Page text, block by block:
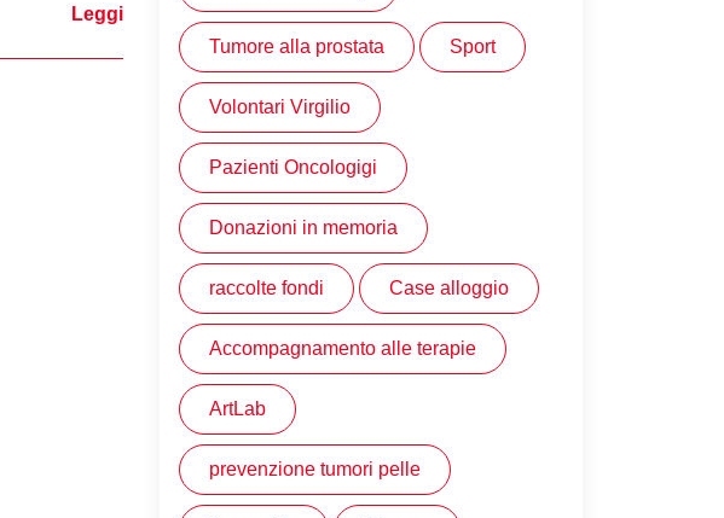
Leggi
Tumore alla prostata Sport
Volontari Virgilio
Pazienti Oncologigi
Donazioni in memoria
raccolte fondi Case alloggio
Accompagnamento alle terapie
ArtLab
prevenzione tumori pelle